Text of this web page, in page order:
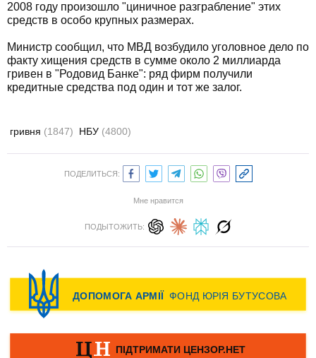
2008 году произошло "циничное разграбление" этих
средств в особо крупных размерах.
Министр сообщил, что МВД возбудило уголовное дело по
факту хищения средств в сумме около 2 миллиарда
гривен в "Родовид Банке": ряд фирм получили
кредитные средства под один и тот же залог.
гривня (1847) НБУ (4800)
ПОДЕЛИТЬСЯ:
Мне нравится
ПОДЫТОЖИТЬ: